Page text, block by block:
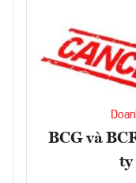
BCG và
ty